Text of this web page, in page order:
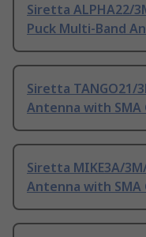
Siretta ALPHA22/
Puck Multi-Band
Siretta TANGO21/
Antenna with SMA
Siretta MIKE3A/
Antenna with SMA